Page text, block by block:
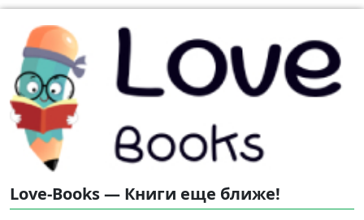
Love-Books — Книги еще ближе!